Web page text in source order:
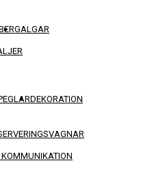
GALGAR
DEKORATION
KOMMUNIKATION